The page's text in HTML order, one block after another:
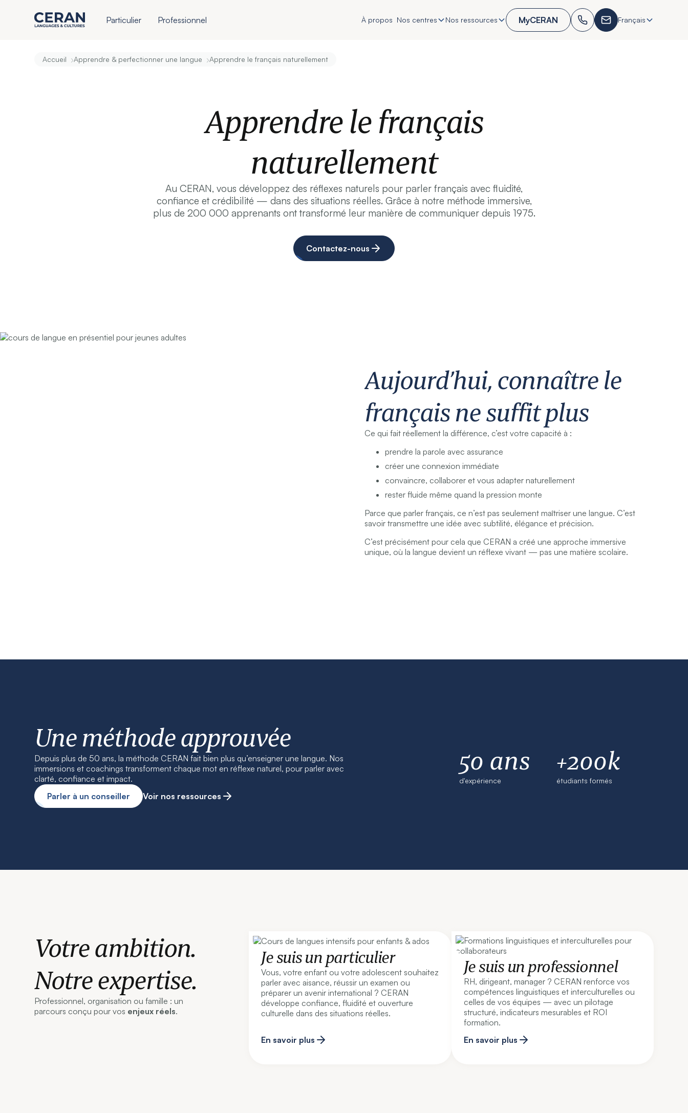
Particulier Professionnel À propos Nos centres Nos ressources MyCERAN Français
Accueil ›Apprendre & perfectionner une langue ›Apprendre le français naturellement
Apprendre le français
naturellement
Au CERAN, vous développez des réflexes naturels pour parler français avec fluidité,
confiance et crédibilité — dans des situations réelles. Grâce à notre méthode immersive,
plus de 200 000 apprenants ont transformé leur manière de communiquer depuis 1975.
Contactez-nous
Aujourd’hui, connaître le
français ne suffit plus
Ce qui fait réellement la différence, c’est votre capacité à :
prendre la parole avec assurance
créer une connexion immédiate
convaincre, collaborer et vous adapter naturellement
rester fluide même quand la pression monte
Parce que parler français, ce n’est pas seulement maîtriser une langue. C’est
savoir transmettre une idée avec subtilité, élégance et précision.
C’est précisément pour cela que CERAN a créé une approche immersive
unique, où la langue devient un réflexe vivant — pas une matière scolaire.
Une méthode approuvée
Depuis plus de 50 ans, la méthode CERAN fait bien plus qu’enseigner une langue. Nos
immersions et coachings transforment chaque mot en réflexe naturel, pour parler avec
clarté, confiance et impact.
Parler à un conseiller
Voir nos ressources
50 ans
d'expérience
+200k
étudiants formés
Votre ambition.
Notre expertise.
Professionnel, organisation ou famille : un
parcours conçu pour vos enjeux réels.
Je suis un particulier
Vous, votre enfant ou votre adolescent souhaitez
parler avec aisance, réussir un examen ou
préparer un avenir international ? CERAN
développe confiance, fluidité et ouverture
culturelle dans des situations réelles.
En savoir plus
Je suis un professionnel
RH, dirigeant, manager ? CERAN renforce vos
compétences linguistiques et interculturelles ou
celles de vos équipes — avec un pilotage
structuré, indicateurs mesurables et ROI
formation.
En savoir plus